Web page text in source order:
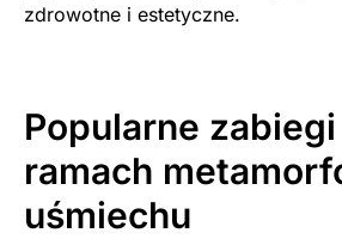
zdrowotne i estetyczne.
Popularne
ramach
uśmiechu